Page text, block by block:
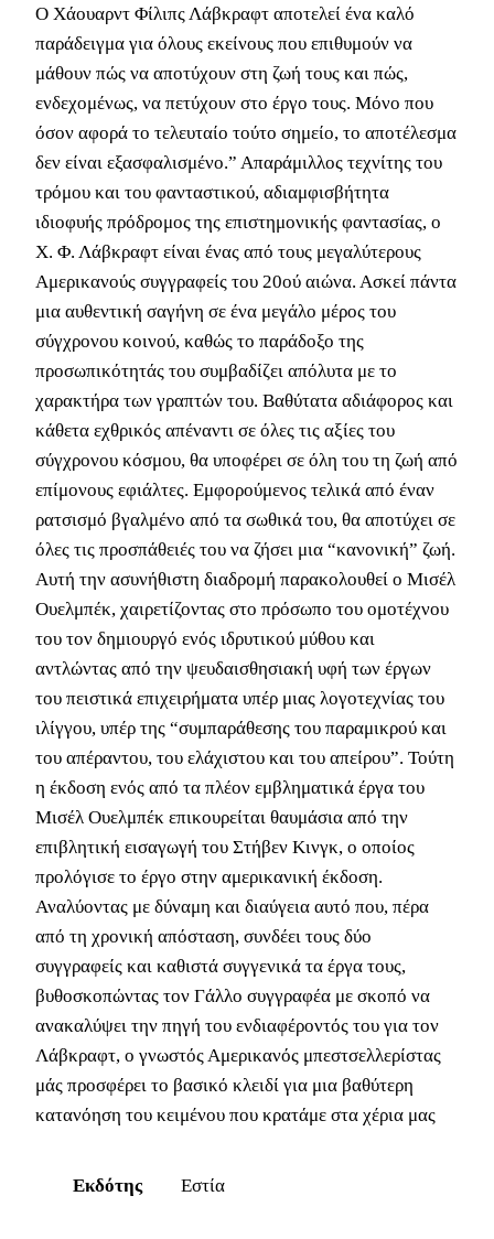
O Χάουαρντ Φίλιπς Λάβκραφτ αποτελεί ένα καλό
παράδειγμα για όλους εκείνους που επιθυμούν να
μάθουν πώς να αποτύχουν στη ζωή τους και πώς,
ενδεχομένως, να πετύχουν στο έργο τους. Μόνο που
όσον αφορά το τελευταίο τούτο σημείο, το αποτέλεσμα
δεν είναι εξασφαλισμένο.” Απαράμιλλος τεχνίτης του
τρόμου και του φανταστικού, αδιαμφισβήτητα
ιδιοφυής πρόδρομος της επιστημονικής φαντασίας, ο
Χ. Φ. Λάβκραφτ είναι ένας από τους μεγαλύτερους
Αμερικανούς συγγραφείς του 20ού αιώνα. Ασκεί πάντα
μια αυθεντική σαγήνη σε ένα μεγάλο μέρος του
σύγχρονου κοινού, καθώς το παράδοξο της
προσωπικότητάς του συμβαδίζει απόλυτα με το
χαρακτήρα των γραπτών του. Βαθύτατα αδιάφορος και
κάθετα εχθρικός απέναντι σε όλες τις αξίες του
σύγχρονου κόσμου, θα υποφέρει σε όλη του τη ζωή από
επίμονους εφιάλτες. Εμφορούμενος τελικά από έναν
ρατσισμό βγαλμένο από τα σωθικά του, θα αποτύχει σε
όλες τις προσπάθειές του να ζήσει μια “κανονική” ζωή.
Αυτή την ασυνήθιστη διαδρομή παρακολουθεί ο Μισέλ
Ουελμπέκ, χαιρετίζοντας στο πρόσωπο του ομοτέχνου
του τον δημιουργό ενός ιδρυτικού μύθου και
αντλώντας από την ψευδαισθησιακή υφή των έργων
του πειστικά επιχειρήματα υπέρ μιας λογοτεχνίας του
ιλίγγου, υπέρ της “συμπαράθεσης του παραμικρού και
του απέραντου, του ελάχιστου και του απείρου”. Τούτη
η έκδοση ενός από τα πλέον εμβληματικά έργα του
Μισέλ Ουελμπέκ επικουρείται θαυμάσια από την
επιβλητική εισαγωγή του Στήβεν Κινγκ, ο οποίος
προλόγισε το έργο στην αμερικανική έκδοση.
Αναλύοντας με δύναμη και διαύγεια αυτό που, πέρα
από τη χρονική απόσταση, συνδέει τους δύο
συγγραφείς και καθιστά συγγενικά τα έργα τους,
βυθοσκοπώντας τον Γάλλο συγγραφέα με σκοπό να
ανακαλύψει την πηγή του ενδιαφέροντός του για τον
Λάβκραφτ, ο γνωστός Αμερικανός μπεστσελλερίστας
μάς προσφέρει το βασικό κλειδί για μια βαθύτερη
κατανόηση του κειμένου που κρατάμε στα χέρια μας
Εκδότης Εστία